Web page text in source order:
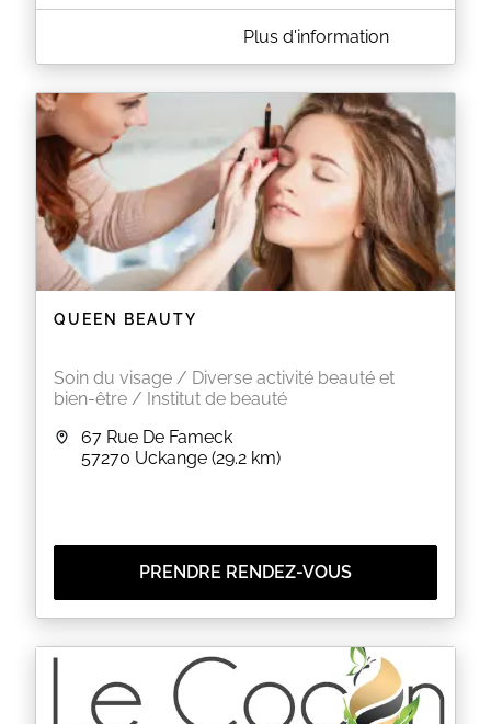
A PROPOS DE SARAH & VANESSA - MAISON DE
Passionnée par la beauté du regard et le détail qui
change tout, je suis spécialisée dans les extensions
de cils sur mesure.
Chaque pose est personnalisée selon la forme de
vos yeux, ton style, et l’effet recherché : naturel,
sophistiqué, glamour ou intense. Je travaille avec
précision et exigence pour garantir un résultat
harmonieux et durable.
Parce qu’un regard bien travaillé ne change pas
seulement un visage… il change une attitude !
Plus d'information
QUEEN BEAUTY
Soin du visage / Diverse activité beauté et
bien-être / Institut de beauté
67 Rue De Fameck
57270 Uckange (29.2 km)
PRENDRE RENDEZ-VOUS